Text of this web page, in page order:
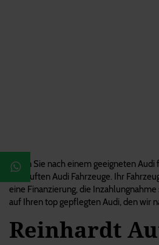
Wenn Sie nach einem geeigneten
verkauften Audi Fahrzeuge. Ihr
eine Finanzierung, die
auf Ihren top gepflegten Audi, den wir
Reinhardt